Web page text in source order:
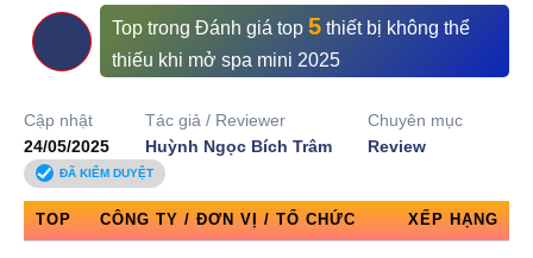
Top trong Đánh giá top 5 thiết bị không thể
thiếu khi mở spa mini 2025
Cập nhật
24/05/2025
Tác giả / Reviewer
Huỳnh Ngọc Bích Trâm
Chuyên mục
Review
ĐÃ KIỂM DUYỆT
TOP CÔNG TY / ĐƠN VỊ / TỔ CHỨC XẾP HẠNG